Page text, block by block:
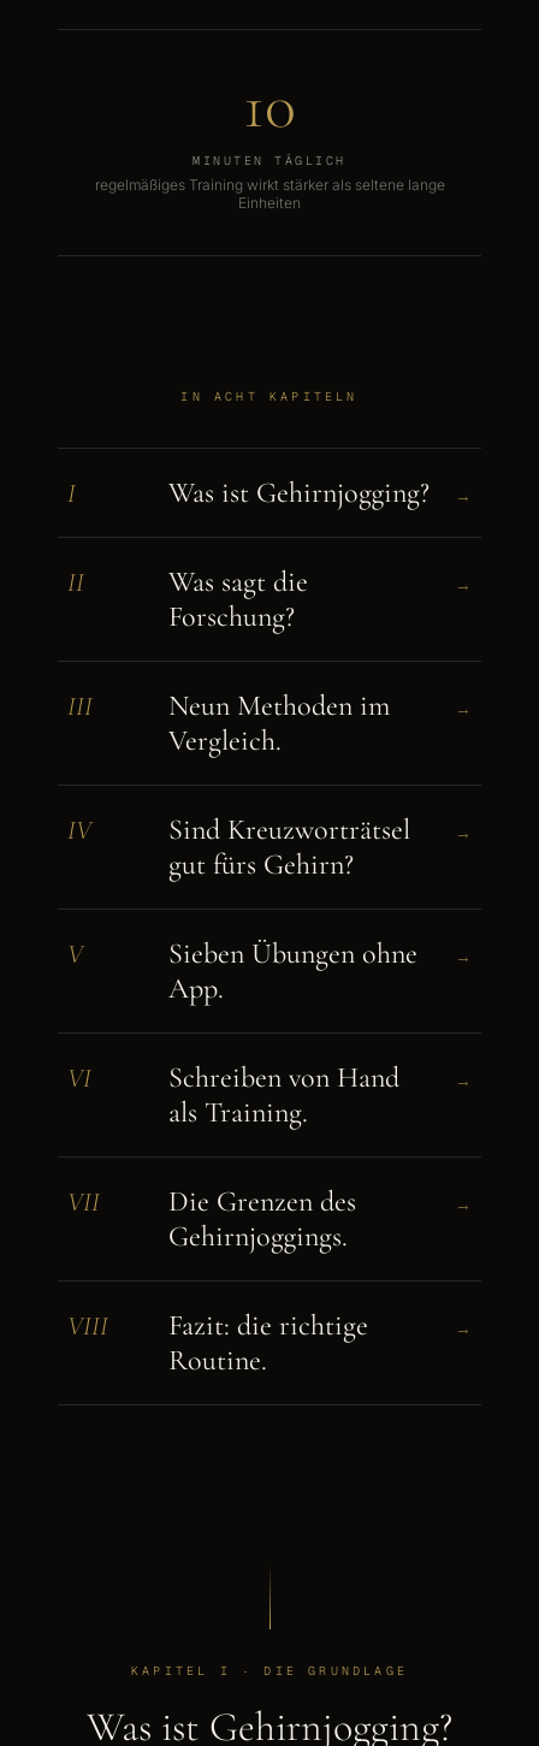
10
MINUTEN TÄGLICH
regelmäßiges Training wirkt stärker als seltene lange
Einheiten
IN ACHT KAPITELN
I Was ist Gehirnjogging? →
II
Was sagt die
Forschung?
→
III
Neun Methoden im
Vergleich.
→
IV
Sind Kreuzworträtsel
gut fürs Gehirn?
→
V
Sieben Übungen ohne
App.
→
VI
Schreiben von Hand
als Training.
→
VII
Die Grenzen des
Gehirnjoggings.
→
VIII
Fazit: die richtige
Routine.
→
KAPITEL I · DIE GRUNDLAGE
Was ist Gehirnjogging?